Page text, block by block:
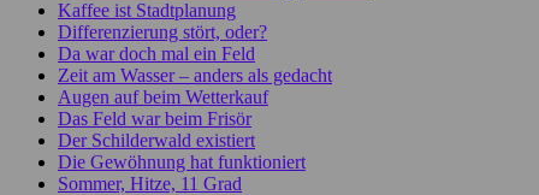
Kaffee ist Stadtplanung
Differenzierung stört, oder?
Da war doch mal ein Feld
Zeit am Wasser – anders als gedacht
Augen auf beim Wetterkauf
Das Feld war beim Frisör
Der Schilderwald existiert
Die Gewöhnung hat funktioniert
Sommer, Hitze, 11 Grad